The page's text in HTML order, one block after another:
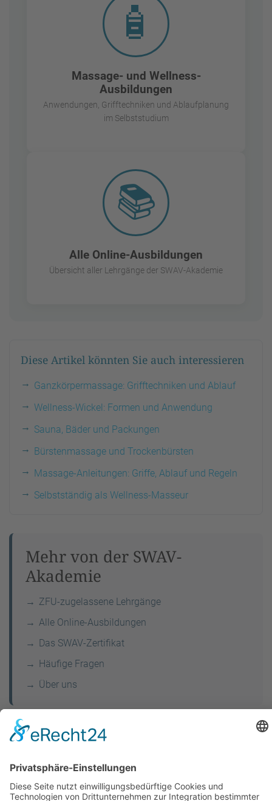
🧴
Massage- und Wellness-
Ausbildungen
Anwendungen, Grifftechniken und Ablaufplanung
im Selbststudium
📚
Alle Online-Ausbildungen
Übersicht aller Lehrgänge der SWAV-Akademie
Diese Artikel könnten Sie auch interessieren
Ganzkörpermassage: Grifftechniken und Ablauf
Wellness-Wickel: Formen und Anwendung
Sauna, Bäder und Packungen
Bürstenmassage und Trockenbürsten
Massage-Anleitungen: Griffe, Ablauf und Regeln
Selbstständig als Wellness-Masseur
Mehr von der SWAV-
Akademie
ZFU-zugelassene Lehrgänge
Alle Online-Ausbildungen
Das SWAV-Zertifikat
Häufige Fragen
Über uns
Sie über solche Links einkaufen, erhalten wir ggf. eine Provision – für
beeinflussen nicht unsere redaktionelle Auswahl oder Bewertung der